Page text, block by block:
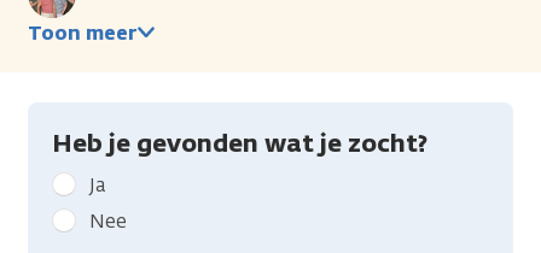
Toon meer
Heb je gevonden wat je zocht?
Geef
kanker.nl
feedback:
Ja
Nee